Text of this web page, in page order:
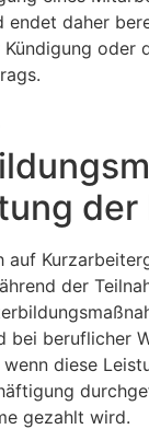
endet daher
oder
der
auf
der
bei beruflicher
diese
gezahlt wird.